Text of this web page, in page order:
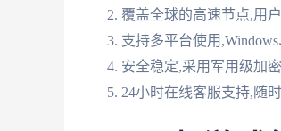
2. 覆盖全球的高速节点,用
3. 支持多平台使用
4. 安全稳定,采用军用级加
5. 24小时在线客服支持,随